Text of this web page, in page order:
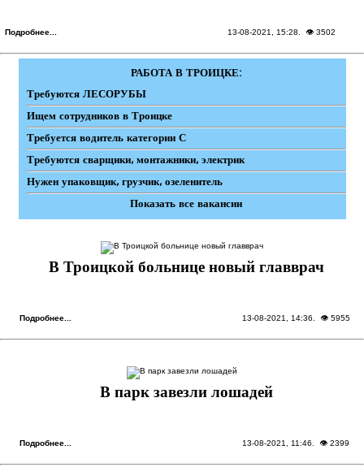
Подробнее... 13-08-2021, 15:28 . 👁 3502
РАБОТА В ТРОИЦКЕ:
Требуются ЛЕСОРУБЫ
Ищем сотрудников в Троицке
Требуется водитель категории С
Требуются сварщики, монтажники, электрик
Нужен упаковщик, грузчик, озеленитель
Показать все вакансии
В Троицкой больнице новый главврач
Подробнее... 13-08-2021, 14:36 . 👁 5955
В парк завезли лошадей
Подробнее... 13-08-2021, 11:46 . 👁 2399